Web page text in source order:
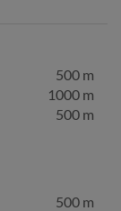
500 m
1000 m
500 m
500 m